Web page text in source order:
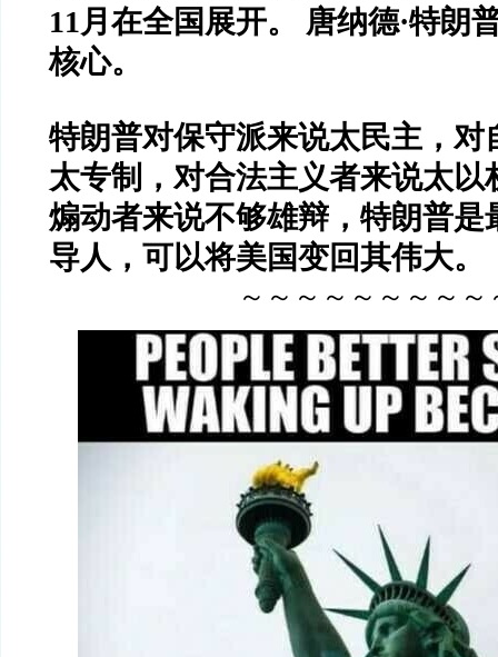
11月在全国展开。 唐纳德·特朗
核心。
特朗普对保守派来说太民主，对
太专制，对合法主义者来说太以
煽动者来说不够雄辩，特朗普是
导人，可以将美国变回其伟大。
～～～～～～～～～